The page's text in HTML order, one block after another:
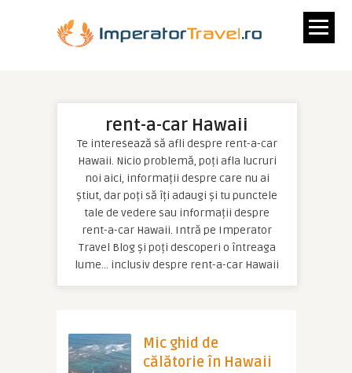
rent-a-car Hawaii
Te interesează să afli despre rent-a-car
Hawaii. Nicio problemă, poți afla lucruri
noi aici, informații despre care nu ai
știut, dar poți să îți adaugi și tu punctele
tale de vedere sau informații despre
rent-a-car Hawaii. Intră pe Imperator
Travel Blog și poți descoperi o întreaga
lume… inclusiv despre rent-a-car Hawaii
Mic ghid de
călătorie în Hawaii